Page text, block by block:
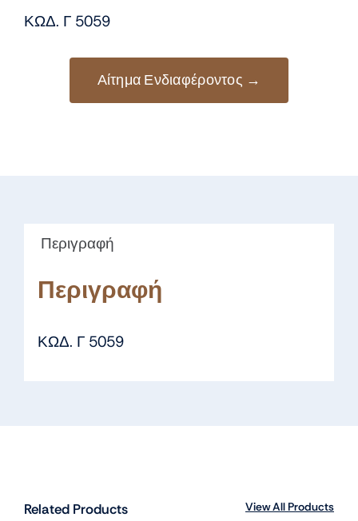
ΚΩΔ. Γ 5059
Αίτημα Ενδιαφέροντος →
Περιγραφή
Περιγραφή
ΚΩΔ. Γ 5059
Related Products View All Products